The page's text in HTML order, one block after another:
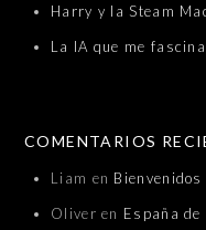
Harry y la Steam
La IA que me
COMENTARIOS
Liam en
Oliver en España